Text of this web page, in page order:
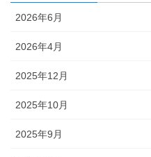
2026年6月
2026年4月
2025年12月
2025年10月
2025年9月